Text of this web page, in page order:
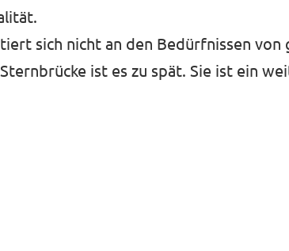
sich nicht an den Bedürfnissen von
ist es zu spät. Sie ist ein